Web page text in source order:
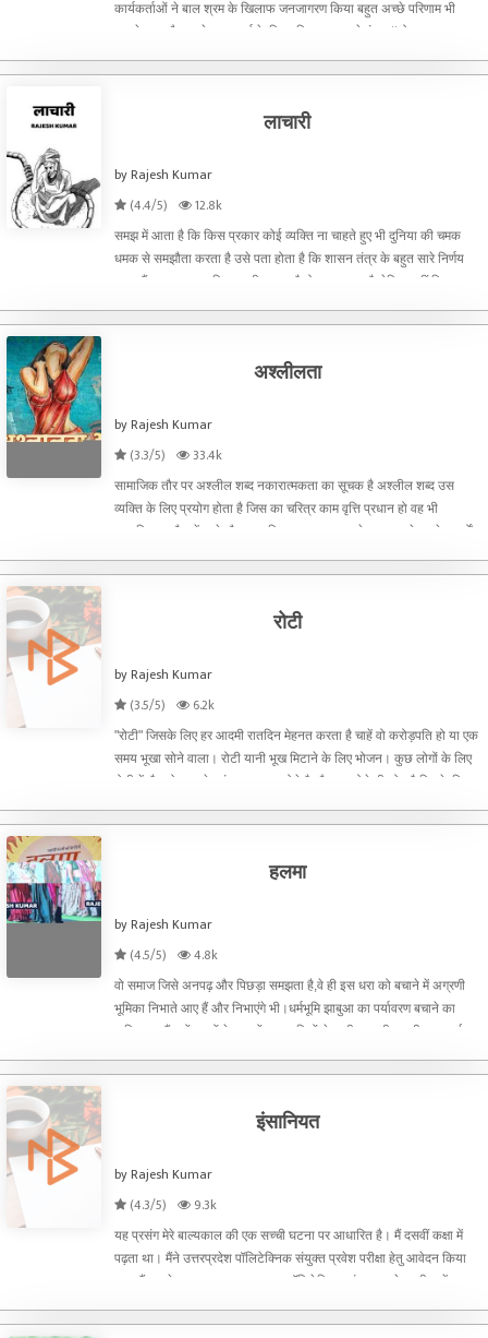
कार्यकर्ताओं ने बाल श्रम के खिलाफ जनजागरण किया बहुत अच्छे परिणाम भी
सामने आए और उनके इस कार्य के लिए दुनिया का सबसे ऊंचा #नोबल_पुरस्कार
लाचारी
by Rajesh Kumar
(4.4/5)
12.8k
समझ में आता है कि किस प्रकार कोई व्यक्ति ना चाहते हुए भी दुनिया की चमक
धमक से समझौता करता है उसे पता होता है कि शासन तंत्र के बहुत सारे निर्णय
गलत हैं वह बहुत कुछ लिखना भी चाहता है बोलना चाहता है लेकिन नहीं लिख पाता
अश्लीलता
by Rajesh Kumar
(3.3/5)
33.4k
सामाजिक तौर पर अश्लील शब्द नकारात्मकता का सूचक है अश्लील शब्द उस
व्यक्ति के लिए प्रयोग होता है जिस का चरित्र काम वृत्ति प्रधान हो वह भी
सामाजिक माहौल में खुले तौर पर। जिसका आचरण उसके व्यवहार से उसके कार्यों
रोटी
by Rajesh Kumar
(3.5/5)
6.2k
"रोटी" जिसके लिए हर आदमी रातदिन मेहनत करता है चाहें वो करोड़पति हो या एक
समय भूखा सोने वाला। रोटी यानी भूख मिटाने के लिए भोजन। कुछ लोगों के लिए
रोटी में सैकड़ो तरह के व्यंजन पकवान होते है और कुछ ऐसे भी लोग है जिनके लिए
हलमा
by Rajesh Kumar
(4.5/5)
4.8k
वो समाज जिसे अनपढ़ और पिछड़ा समझता है,वे ही इस धरा को बचाने में अग्रणी
भूमिका निभाते आए हैं और निभाएंगे भी।धर्मभूमि झाबुआ का पर्यावरण बचाने का
अभियान:-सैंकड़ों ग्रामों के हजारों श्रमदानियों ने हाथीपावा की पहाड़ी पर बनाई
इंसानियत
by Rajesh Kumar
(4.3/5)
9.3k
यह प्रसंग मेरे बाल्यकाल की एक सच्ची घटना पर आधारित है। मैं दसवीं कक्षा में
पढ़ता था। मैंने उत्तरप्रदेश पॉलिटेक्निक संयुक्त प्रवेश परीक्षा हेतु आवेदन किया
था। मैं घर से बाहर रहकर पढ़रहा था। पॉलिटेक्निक संयुक्त प्रवेश परीक्षा में